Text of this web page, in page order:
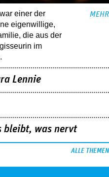
einer der
eigenwillige,
die aus der
im
MEHR
Lennie
bleibt, was nervt
ALLE THEMEN